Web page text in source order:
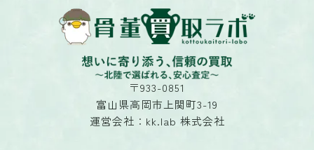
〒933-0851
富山県高岡市上関町3-19
運営会社：kk.lab 株式会社